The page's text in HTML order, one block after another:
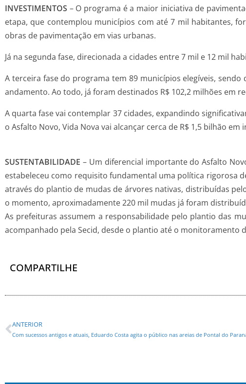
INVESTIMENTOS – O programa é a maior iniciativa de
etapa, que contemplou municípios com até 7 mil habitantes,
obras de pavimentação em vias urbanas.
Já na segunda fase, direcionada a cidades entre 7 mil e 12 mil
A terceira fase do programa tem 89 municípios elegíveis,
andamento. Ao todo, já foram destinados R$ 102,2 milhões em
A quarta fase vai contemplar 37 cidades, expandindo
o Asfalto Novo, Vida Nova vai alcançar cerca de R$ 1,5 bilhão em
SUSTENTABILIDADE – Um diferencial importante do Asfalto
estabeleceu como requisito fundamental uma política rigorosa
através do plantio de mudas de árvores nativas, distribuídas
o momento, aproximadamente 220 mil mudas já foram
As prefeituras assumem a responsabilidade pelo plantio das
acompanhado pela Secid, desde o plantio até o
COMPARTILHE
ANTERIOR
Com sucessos antigos e atuais, Eduardo Costa agita o público nas areias de Pontal do